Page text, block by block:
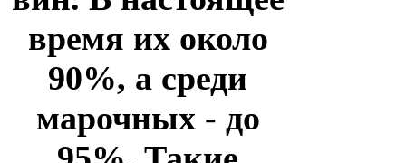
время их около
90%, а среди
марочных - до